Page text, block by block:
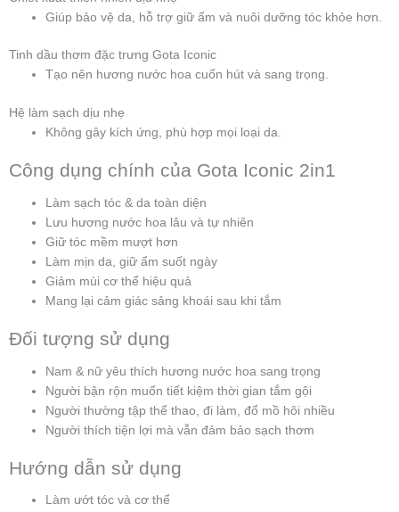
Giúp bảo vệ da, hỗ trợ giữ ẩm và nuôi dưỡng tóc khỏe hơn.
Tinh dầu thơm đặc trưng Gota Iconic
Tạo nên hương nước hoa cuốn hút và sang trọng.
Hệ làm sạch dịu nhẹ
Không gây kích ứng, phù hợp mọi loại da.
Công dụng chính của Gota Iconic 2in1
Làm sạch tóc & da toàn diện
Lưu hương nước hoa lâu và tự nhiên
Giữ tóc mềm mượt hơn
Làm mịn da, giữ ẩm suốt ngày
Giảm mùi cơ thể hiệu quả
Mang lại cảm giác sảng khoái sau khi tắm
Đối tượng sử dụng
Nam & nữ yêu thích hương nước hoa sang trọng
Người bận rộn muốn tiết kiệm thời gian tắm gội
Người thường tập thể thao, đi làm, đổ mồ hôi nhiều
Người thích tiện lợi mà vẫn đảm bảo sạch thơm
Hướng dẫn sử dụng
Làm ướt tóc và cơ thể